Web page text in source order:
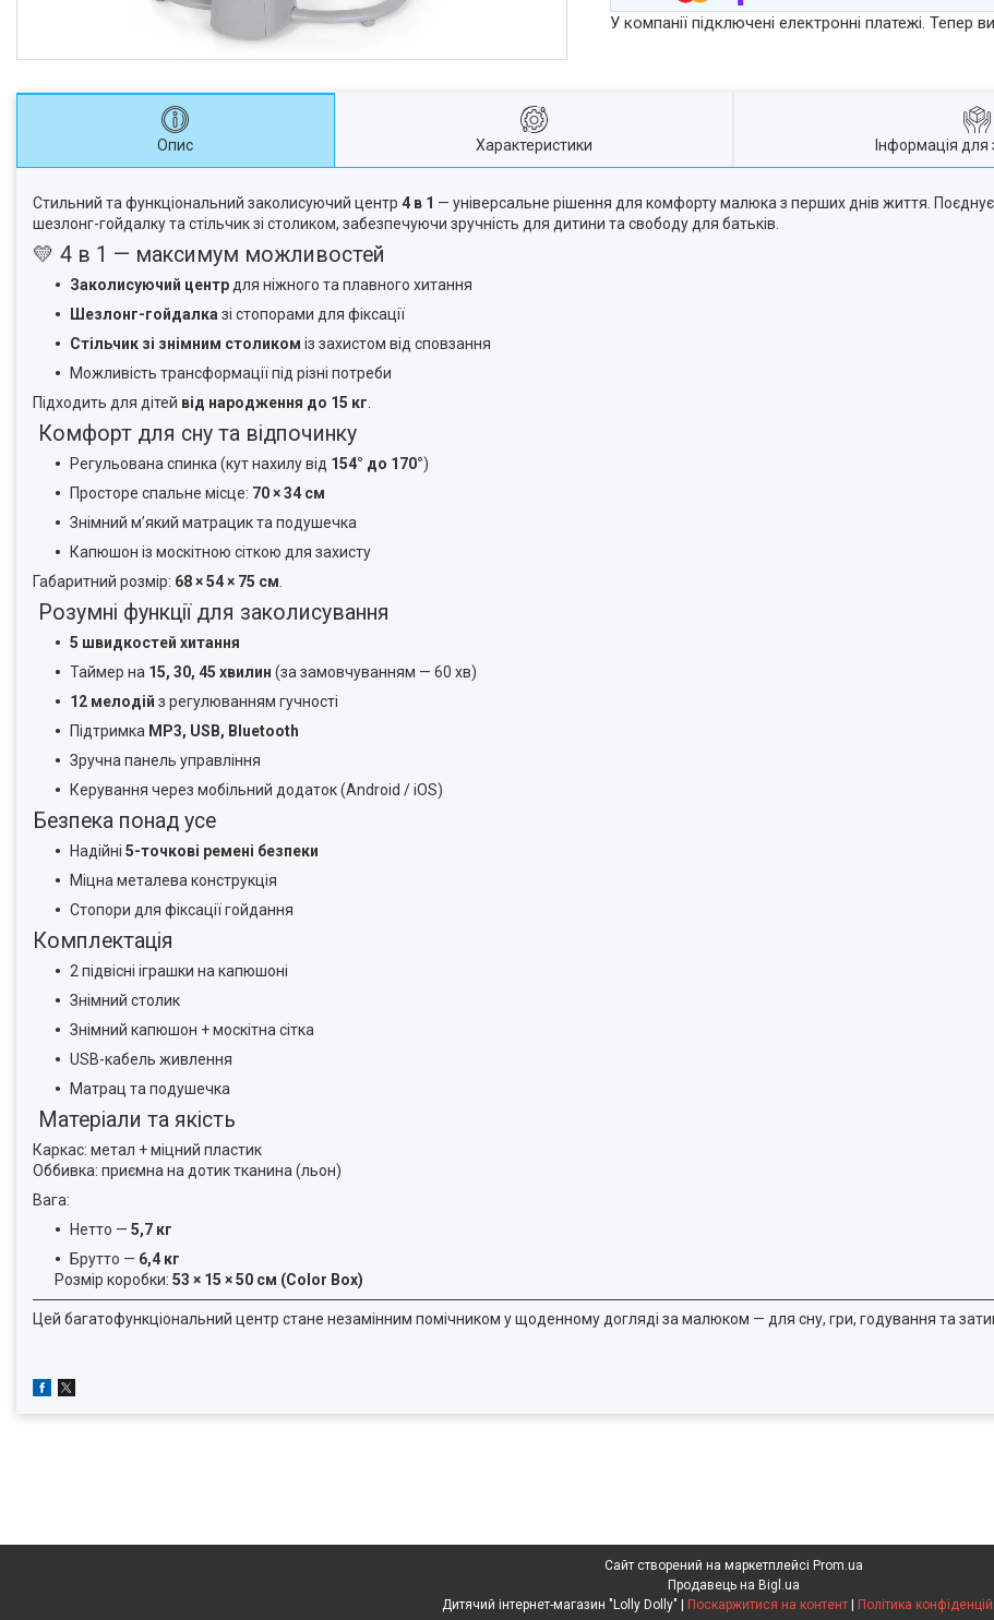
У компанії підключені електронні платежі.
Опис Характеристики Інформація
Стильний та функціональний заколисуючий центр 4 в 1 — універсальне рішення для комфорту малюка з перших днів життя.
шезлонг-гойдалку та стільчик зі столиком, забезпечуючи зручність для дитини та свободу для батьків.
💛 4 в 1 — максимум можливостей
Заколисуючий центр для ніжного та плавного хитання
Шезлонг-гойдалка зі стопорами для фіксації
Стільчик зі знімним столиком із захистом від сповзання
Можливість трансформації під різні потреби
Підходить для дітей від народження до 15 кг
Комфорт для сну та відпочинку
Регульована спинка (кут нахилу від 154° до 170°)
Просторе спальне місце: 70 × 34 см
Знімний м’який матрацик та подушечка
Капюшон із москітною сіткою для захисту
Габаритний розмір: 68 × 54 × 75 см
Розумні функції для заколисування
5 швидкостей хитання
Таймер на 15, 30, 45 хвилин (за замовчуванням — 60 хв)
12 мелодій з регулюванням гучності
Підтримка MP3, USB, Bluetooth
Зручна панель управління
Керування через мобільний додаток (Android / iOS)
Безпека понад усе
Надійні 5-точкові ремені безпеки
Міцна металева конструкція
Стопори для фіксації гойдання
Комплектація
2 підвісні іграшки на капюшоні
Знімний столик
Знімний капюшон + москітна сітка
USB-кабель живлення
Матрац та подушечка
Матеріали та якість
Каркас: метал + міцний пластик
Оббивка: приємна на дотик тканина (льон)
Вага:
Нетто — 5,7 кг
Брутто — 6,4 кг
Розмір коробки: 53 × 15 × 50 см (Color Box)
Цей багатофункціональний центр стане незамінним помічником у щоденному догляді за малюком — для сну, гри, годування та
Сайт створений на маркетплейсі Prom.ua
Продавець на Bigl.ua
Поскаржитися на контент Політика